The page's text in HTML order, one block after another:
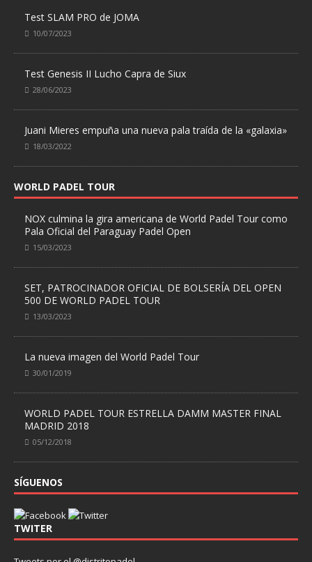
Test SLAM PRO de JOMA
10/07/2023
Test Genesis II Lucho Capra de Siux
28/06/2023
Juani Mieres empuña una nueva pala traída de la «galaxia»
18/03/2022
WORLD PADEL TOUR
NOX culmina la gira americana de World Padel Tour como
Pala Oficial del Paraguay Padel Open
15/03/2023
SET, PATROCINADOR OFICIAL DE BOLSERÍA DEL OPEN
500 DE WORLD PADEL TOUR
13/03/2023
La nueva imagen del World Padel Tour
30/01/2019
WORLD PADEL TOUR ESTRELLA DAMM MASTER FINAL
MADRID 2018
05/12/2018
SÍGUENOS
TWITER